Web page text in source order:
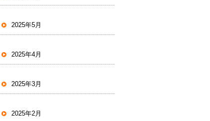
2025年5月
2025年4月
2025年3月
2025年2月